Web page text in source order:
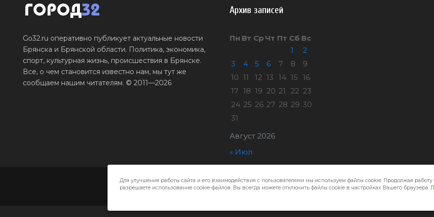
Go32.ru оперативно публикует актуальные новости
Брянска и Брянской области. Политика, экономика,
спорт, культурная жизнь, происшествия в Брянске.
Все, о чем становится известно нам, мы тут же
сообщаем нашим читателям. © 2011—2026
Архив записей
Август 2026
Пн Вт Ср Чт Пт Сб Вс
1
2
3
4 5 6 7 8
9
10 11 12 13 14 15 16
17 18 19 20 21 22 23
24 25 26 27 28 29 30
31
« Июл
Город32 © 2026
Для улучшения работы сайта и его взаимодействия с пользователями мы используем файлы cookie. Продолжая
разрешаете использование cookie-файлов. Вы всегда можете отключить файлы cookie в настройках Вашего браузера.